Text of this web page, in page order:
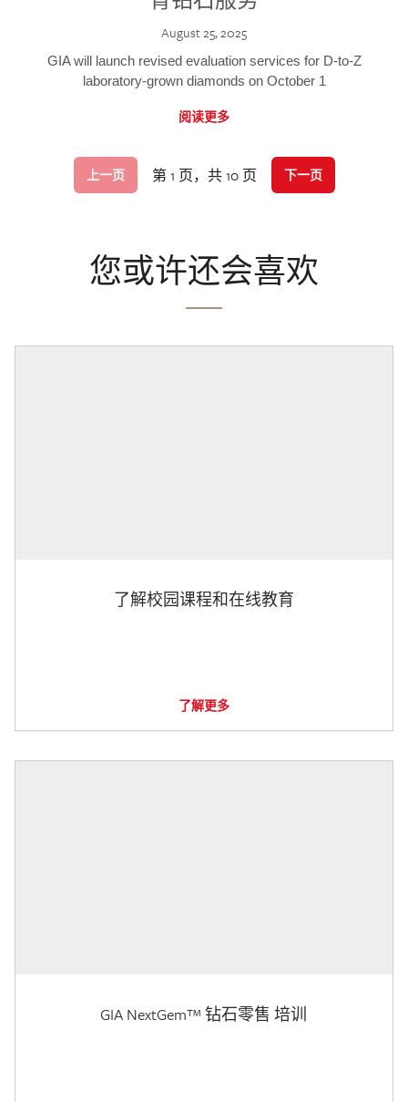
August 25, 2025
GIA will launch revised evaluation services for D-to-Z
laboratory-grown diamonds on October 1
阅读更多
上一页 第 1 页，共 10 页 下一页
您或许还会喜欢
了解校园课程和在线教育
了解更多
GIA NextGem™ 钻石零售 培训